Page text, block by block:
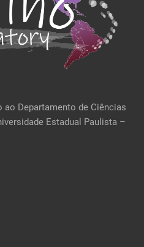
Departamento de Ciências
Estadual Paulista –